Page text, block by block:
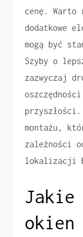
cenę. Warto
dodatkowe
mogą być
Szyby o
zazwyczaj
przyszłości.
montażu,
zależności
lokalizacji
Jakie
okien